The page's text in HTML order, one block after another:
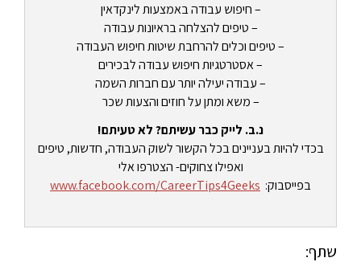
– חיפוש עבודה באמצעות לינקדאין
– טיפים להצלחה בראיונות עבודה
– טיפים וכלים להרחבת שיטות חיפוש העבודה
– אסטרטגיות חיפוש עבודה לבכירים
– עבודה יעילה יותר עם חברות השמה
– משא ומתן על חוזים והצעות שכר
נ.ב. לייק כבר עשיתם? לא טעיתם!
בכדי להיות בעניינים בכל הקשור לשוק העבודה, חדשות, טיפים
ואפילו צחוקים- הצטרפו אלי
בפייסבוק: www.facebook.com/CareerTips4Geeks
שתף: